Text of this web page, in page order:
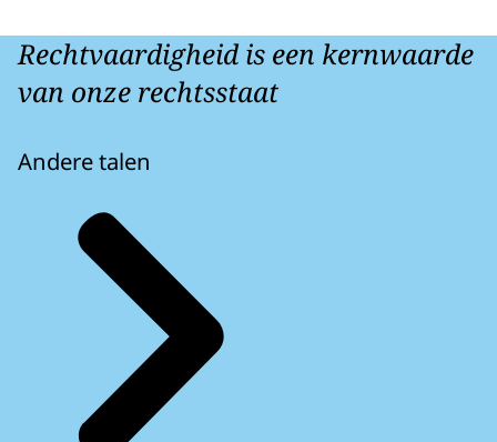
Rechtvaardigheid is een kernwaarde
van onze rechtsstaat
Andere talen